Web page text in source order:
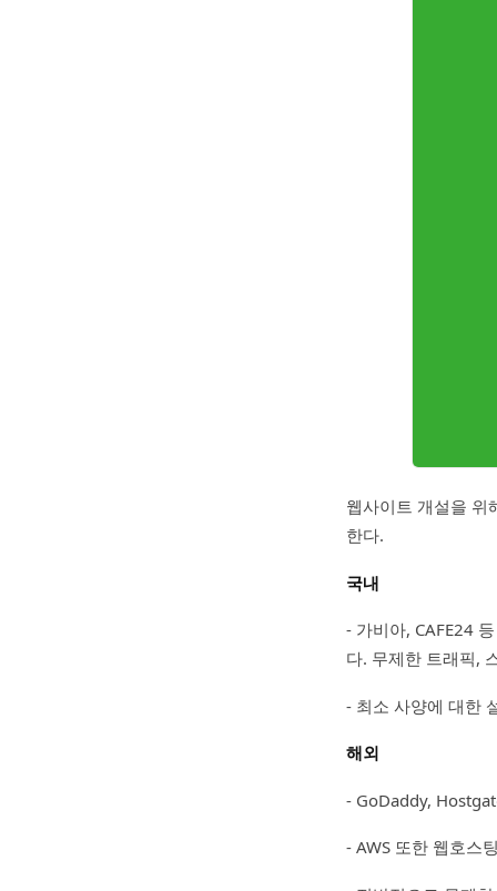
웹사이트 개설을 위
한다.
국내
- 가비아, CAFE24
다. 무제한 트래픽,
- 최소 사양에 대한
해외
- GoDaddy,
- AWS 또한 웹호스